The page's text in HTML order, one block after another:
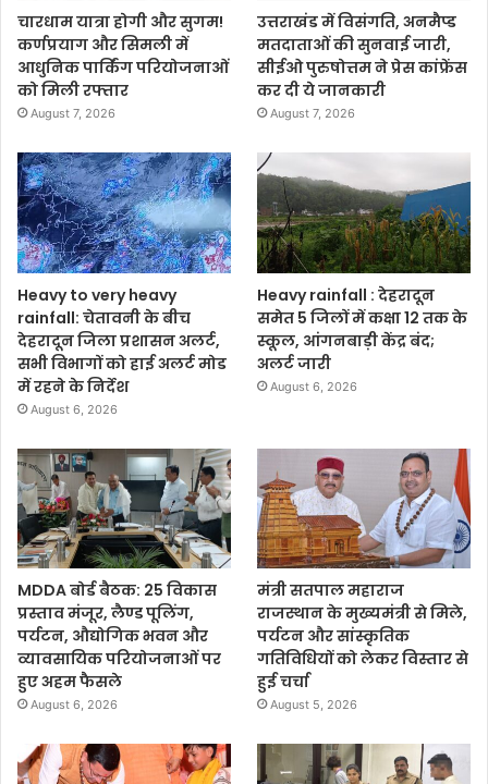
चारधाम यात्रा होगी और सुगम!
कर्णप्रयाग और सिमली में
आधुनिक पार्किंग परियोजनाओं
को मिली रफ्तार
August 7, 2026
उत्तराखंड में विसंगति, अनमैप्ड
मतदाताओं की सुनवाई जारी,
सीईओ पुरुषोत्तम ने प्रेस कांफ्रेंस
कर दी ये जानकारी
August 7, 2026
Heavy to very heavy
rainfall: चेतावनी के बीच
देहरादून जिला प्रशासन अलर्ट,
सभी विभागों को हाई अलर्ट मोड
में रहने के निर्देश
August 6, 2026
Heavy rainfall : देहरादून
समेत 5 जिलों में कक्षा 12 तक के
स्कूल, आंगनबाड़ी केंद्र बंद;
अलर्ट जारी
August 6, 2026
MDDA बोर्ड बैठक: 25 विकास
प्रस्ताव मंजूर, लैण्ड पूलिंग,
पर्यटन, औद्योगिक भवन और
व्यावसायिक परियोजनाओं पर
हुए अहम फैसले
August 6, 2026
मंत्री सतपाल महाराज
राजस्थान के मुख्यमंत्री से मिले,
पर्यटन और सांस्कृतिक
गतिविधियों को लेकर विस्तार से
हुई चर्चा
August 5, 2026